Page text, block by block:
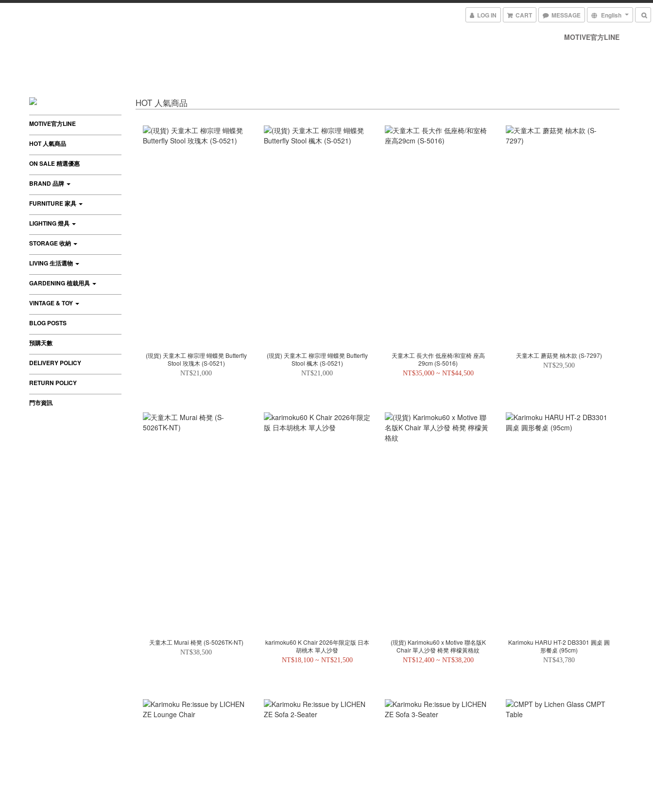
LOG IN CART MESSAGE English
MOTIVE官方LINE
HOT 人氣商品
ON SALE 精選優惠
BRAND 品牌
FURNITURE 家具
LIGHTING 燈具
STORAGE 收納
LIVING 生活選物
GARDENING 植栽用具
VINTAGE & TOY
BLOG POSTS
預購天數
DELIVERY POLICY
RETURN POLICY
門市資訊
MOTIVE官方LINE
HOT 人氣商品
(現貨) 天童木工 柳宗理 蝴蝶凳 Butterfly
Stool 玫瑰木 (S-0521)
NT$21,000
(現貨) 天童木工 柳宗理 蝴蝶凳 Butterfly
Stool 楓木 (S-0521)
NT$21,000
天童木工 長大作 低座椅/和室椅 座高
29cm (S-5016)
NT$35,000 ~ NT$44,500
天童木工 蘑菇凳 柚木款 (S-7297)
NT$29,500
天童木工 Murai 椅凳 (S-5026TK-NT)
NT$38,500
karimoku60 K Chair 2026年限定版 日本
胡桃木 單人沙發
NT$18,100 ~ NT$21,500
(現貨) Karimoku60 x Motive 聯名版K
Chair 單人沙發 椅凳 檸檬黃格紋
NT$12,400 ~ NT$38,200
Karimoku HARU HT-2 DB3301 圓桌 圓
形餐桌 (95cm)
NT$43,780